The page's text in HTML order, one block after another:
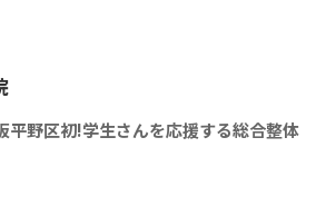
平野区初!学生さんを応援する総合整体